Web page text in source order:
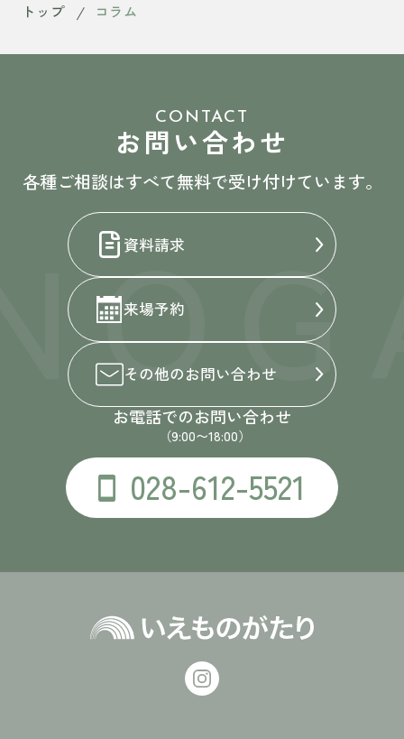
トップ コラム
CONTACT
お問い合わせ
各種ご相談はすべて無料で受け付けています。
資料請求
来場予約
その他のお問い合わせ
お電話でのお問い合わせ
（9:00〜18:00）
028-612-5521